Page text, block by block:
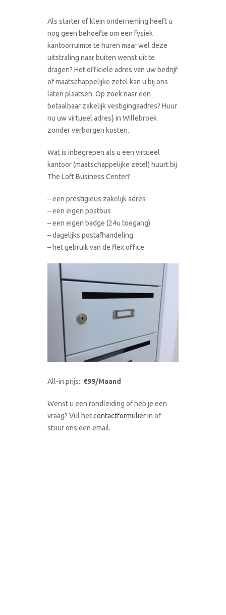
Als starter of klein onderneming heeft u
nog geen behoefte om een fysiek
kantoorruimte te huren maar wel deze
uitstraling naar buiten wenst uit te
dragen? Het officiele adres van uw bedrijf
of maatschappelijke zetel kan u bij ons
laten plaatsen. Op zoek naar een
betaalbaar zakelijk vestigingsadres? Huur
nu uw virtueel adres} in Willebroek
zonder verborgen kosten.
Wat is inbegrepen als u een virtueel
kantoor (maatschappelijke zetel) huurt bij
The Loft Business Center?
– een prestigieus zakelijk adres
– een eigen postbus
– een eigen badge (24u toegang)
– dagelijks postafhandeling
– het gebruik van de flex office
All-in prijs: €99/Maand
Wenst u een rondleiding of heb je een
vraag? Vul hetcontactformulierin of
stuur ons een email.